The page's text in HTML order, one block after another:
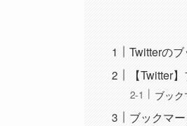
Twitterの
【Twitter
ブッ
ブックマ